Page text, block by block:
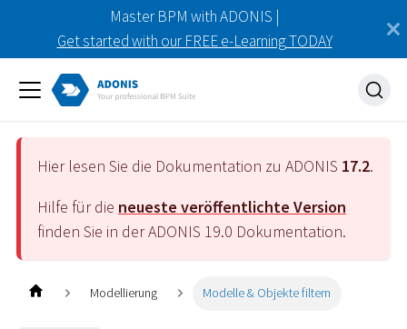
Master BPM with ADONIS |
Get started with our FREE e-Learning TODAY
Hier lesen Sie die Dokumentation zu ADONIS 17.2.
Hilfe für die neueste veröffentlichte Version
finden Sie in der ADONIS 19.0 Dokumentation.
Modellierung Modelle & Objekte filtern